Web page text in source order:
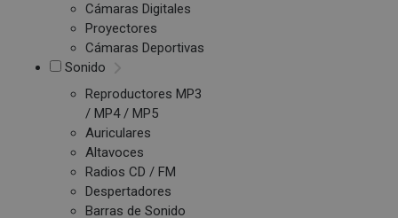
Cámaras Digitales
Proyectores
Cámaras Deportivas
Sonido
Reproductores MP3
/ MP4 / MP5
Auriculares
Altavoces
Radios CD / FM
Despertadores
Barras de Sonido